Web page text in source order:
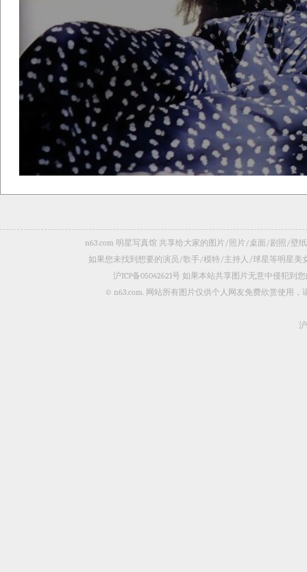
n63.com 明星写真馆 共享给大家的图片/照片/桌面/剧照/壁
如果您未找到想要的演员/歌手/模特/主持人/球星等明星美
沪ICP备05042621号 如果本站共享图片无意中侵犯到
© n63.com. 网站所有图片仅供个人网友免费欣赏使用